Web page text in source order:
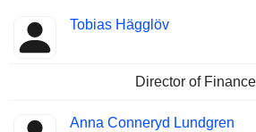
Insider
Fonctions
Tobias Hägglöv
Director of
Anna Conneryd Lundgren